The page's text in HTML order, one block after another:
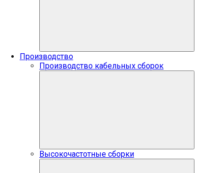
Производство
Производство кабельных сборок
Высокочастотные сборки